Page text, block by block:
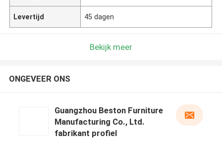
Levertijd 45 dagen
Bekijk meer
ONGEVEER ONS
Guangzhou Beston Furniture
Manufacturing Co., Ltd.
fabrikant profiel